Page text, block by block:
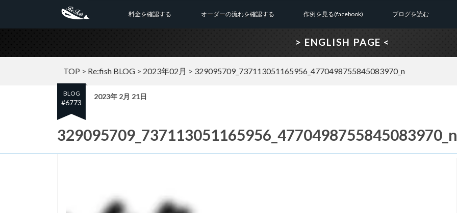
料金を確認する オーダーの流れを確認する 作例を見る(facebook) ブログを読む
> ENGLISH PAGE <
TOP > Re:fish BLOG > 2023年02月 > 329095709_737113051165956_4770498755845083970_n
BLOG
#6773
2023年 2月 21日
329095709_737113051165956_4770498755845083970_n